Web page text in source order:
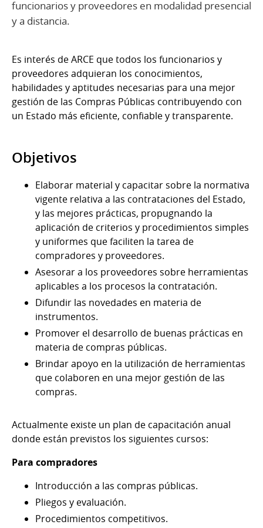
funcionarios y proveedores en modalidad presencial
y a distancia.
Es interés de ARCE que todos los funcionarios y
proveedores adquieran los conocimientos,
habilidades y aptitudes necesarias para una mejor
gestión de las Compras Públicas contribuyendo con
un Estado más eficiente, confiable y transparente.
Objetivos
Elaborar material y capacitar sobre la normativa
vigente relativa a las contrataciones del Estado,
y las mejores prácticas, propugnando la
aplicación de criterios y procedimientos simples
y uniformes que faciliten la tarea de
compradores y proveedores.
Asesorar a los proveedores sobre herramientas
aplicables a los procesos la contratación.
Difundir las novedades en materia de
instrumentos.
Promover el desarrollo de buenas prácticas en
materia de compras públicas.
Brindar apoyo en la utilización de herramientas
que colaboren en una mejor gestión de las
compras.
Actualmente existe un plan de capacitación anual
donde están previstos los siguientes cursos:
Para compradores
Introducción a las compras públicas.
Pliegos y evaluación.
Procedimientos competitivos.